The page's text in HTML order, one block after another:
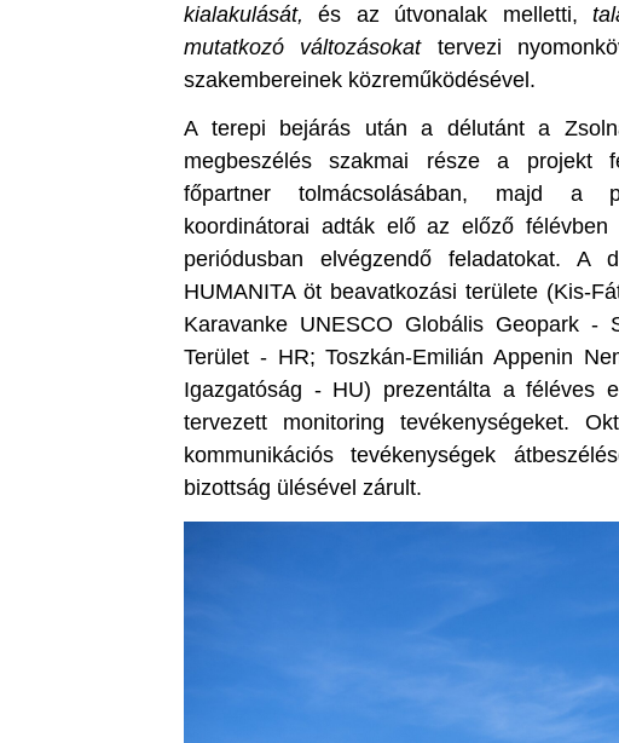
kialakulását, és az útvonalak melletti,
mutatkozó változásokattervezi
szakembereinek közreműködésével.
A terepi bejárás után a délutánt a
megbeszélés szakmai része a projekt
főpartner tolmácsolásában, majd a
koordinátorai adták elő az előző
periódusban elvégzendő feladatokat. A
HUMANITA öt beavatkozási területe (Kis-
Karavanke UNESCO Globális Geopark -
Terület - HR; Toszkán-Emilián Appenin
Igazgatóság - HU) prezentálta a féléves
tervezett monitoring tevékenységeket.
kommunikációs tevékenységek
bizottság ülésével zárult.